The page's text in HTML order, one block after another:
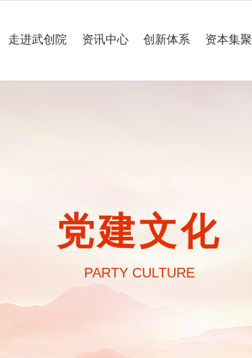
走进武创院 资讯中心
通知公告
创新体系 资本集聚
党建文化
PARTY CULTURE